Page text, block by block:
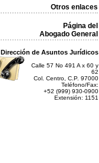
Otros enlaces
Página del
Abogado General
Dirección de Asuntos Jurídicos
Calle 57 No 491 A x 60 y
62
Col. Centro, C.P. 97000
Teléfono/Fax:
+52 (999) 930-0900
Extensión: 1151